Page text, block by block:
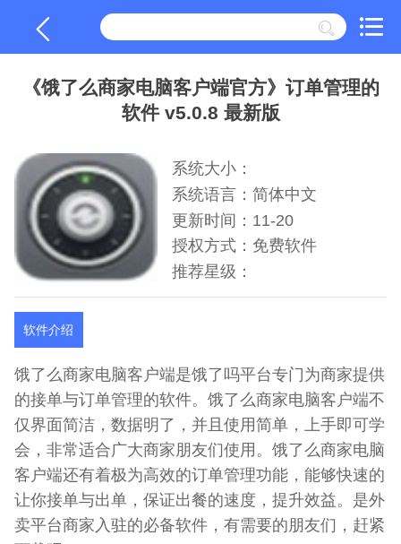
《饿了么商家电脑客户端官方》订单管理的
软件 v5.0.8 最新版
系统大小：
系统语言：简体中文
更新时间：11-20
授权方式：免费软件
推荐星级：
软件介绍
饿了么商家电脑客户端是饿了吗平台专门为商家提供
的接单与订单管理的软件。饿了么商家电脑客户端不
仅界面简洁，数据明了，并且使用简单，上手即可学
会，非常适合广大商家朋友们使用。饿了么商家电脑
客户端还有着极为高效的订单管理功能，能够快速的
让你接单与出单，保证出餐的速度，提升效益。是外
卖平台商家入驻的必备软件，有需要的朋友们，赶紧